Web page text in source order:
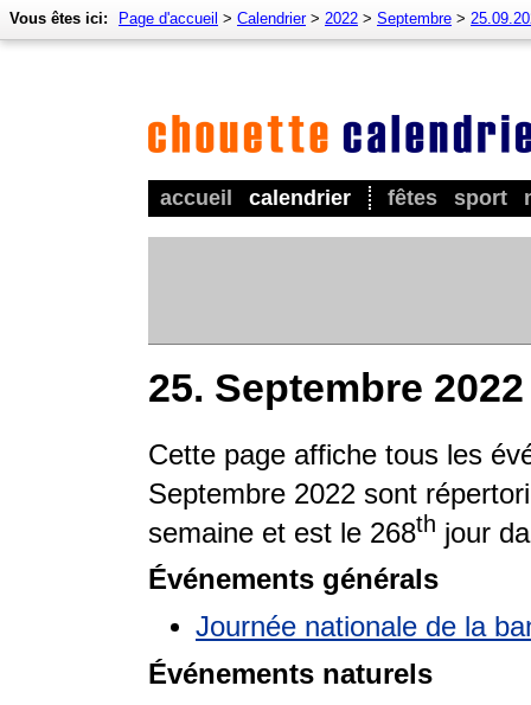
accueil calendrier fêtes sport
Vous êtes ici: Page d'accueil > Calendrier> 2022 > Septembre >
25. Septembre 2022
Cette page affiche tous les
Septembre 2022 sont
semaine et est le 268th jour
Événements générals
Journée nationale de la
Événements naturels